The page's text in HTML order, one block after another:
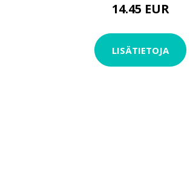
14.45 EUR
LISÄTIETOJA